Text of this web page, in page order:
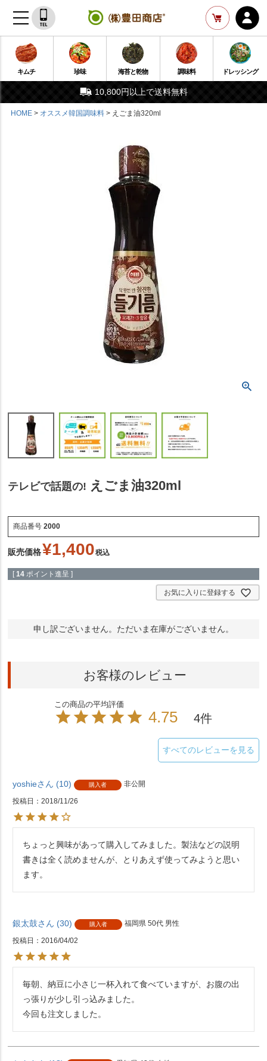
キムチ 珍味 海苔と乾物 調味料 ドレッシング
10,800円以上で送料無料
HOME オススメ韓国調味料 えごま油320ml
テレビで話題の! えごま油320ml
商品番号 2000
販売価格¥1,400税込
[ 14 ポイント進呈 ]
お気に入りに登録する
申し訳ございません。ただいま在庫がございません。
お客様のレビュー
4.75 4
すべてのレビューを見る
yoshie 10 購入者 非公開
投稿日 2018/11/26
ちょっと興味があって購入してみました。製法などの説明
書きは全く読めませんが、とりあえず使ってみようと思い
ます。
銀太鼓 30 購入者 福岡県 50代 男性
投稿日 2016/04/02
毎朝、納豆に小さじ一杯入れて食べていますが、お腹の出
っ張りが少し引っ込みました。
今回も注文しました。